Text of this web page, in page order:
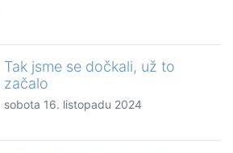
Tak jsme se dočkali, už to
začalo
sobota 16. listopadu 2024